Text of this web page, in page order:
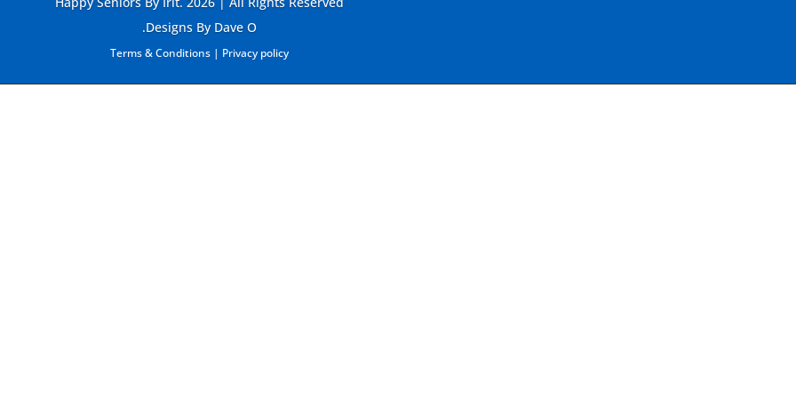
Designs By Dave O.
Terms & Conditions| Privacy policy